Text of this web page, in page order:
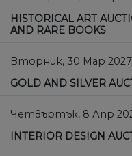
HISTORICAL ART
AND RARE BOOKS
Вторник, 30 Мар 2027,
GOLD AND SILVER
Четвъртък, 8 Апр
INTERIOR DESIGN